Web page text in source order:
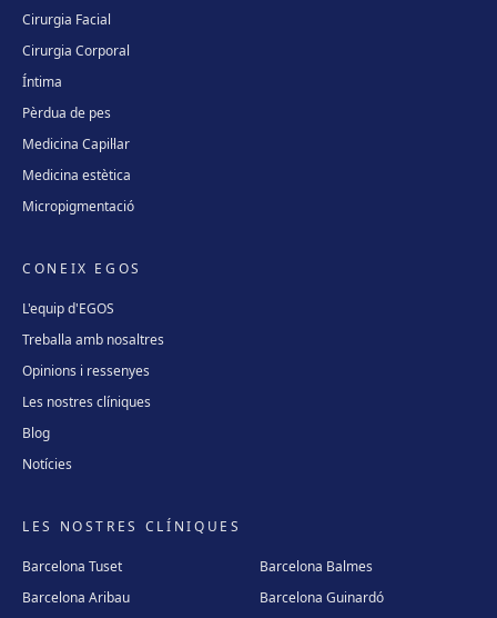
Cirurgia Facial
Cirurgia Corporal
Íntima
Pèrdua de pes
Medicina Capil·lar
Medicina estètica
Micropigmentació
CONEIX EGOS
L'equip d'EGOS
Treballa amb nosaltres
Opinions i ressenyes
Les nostres clíniques
Blog
Notícies
LES NOSTRES CLÍNIQUES
Barcelona Tuset
Barcelona Balmes
Barcelona Aribau
Barcelona Guinardó